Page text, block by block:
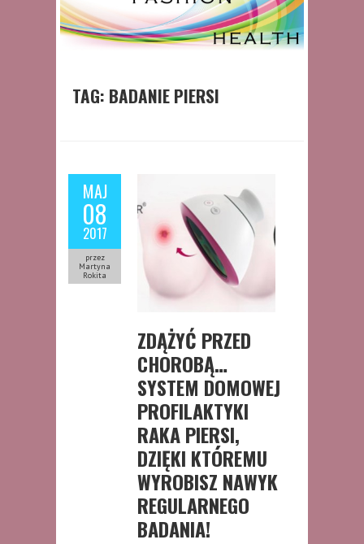
TAG: BADANIE PIERSI
MAJ
08
2017
przez
Martyna
Rokita
ZDĄŻYĆ PRZED
CHOROBĄ…
SYSTEM DOMOWEJ
PROFILAKTYKI
RAKA PIERSI,
DZIĘKI KTÓREMU
WYROBISZ NAWYK
REGULARNEGO
BADANIA!